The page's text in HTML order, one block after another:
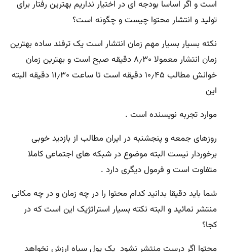
است و اگر اساسا بودجه ای در اختیار نداریم بهترین رفتار برای
تولید و انتشار محتوا چیست و چگونه است؟
نکته بسیار بسیار مهم زمان انتشار است یک ترفند ساده بهترین
زمان انتشار معمولا ۸٫۳۰ دقیقه صبح است و بهترین زمان
خوانش مطالب ۱۰٫۴۵ دقیقه است تا ساعت ۱۱٫۳۰ دقیقه البته
این
موارد تجربه نویسنده است .
روزهای جمعه و پنجشنبه در ایران مطالب از بازدید خوبی
برخوردار نیست البته موضوع در شبکه های اجتماعی کاملا
متفاوت است و فرمول دیگری دارد .
شما باید دقیقا بدانید کدام محتوا را در چه زمان و در چه مکانی
منتشر نمائید و البته نکته بسیار استراتژیک این است که در
کجا؟
محتوا اگر درست منتشر نشود یک پول سیاه ارزش نخواهد